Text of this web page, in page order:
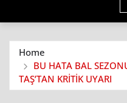
Home
BU HATA BAL
TAŞ’TAN KRİTİK UYARI